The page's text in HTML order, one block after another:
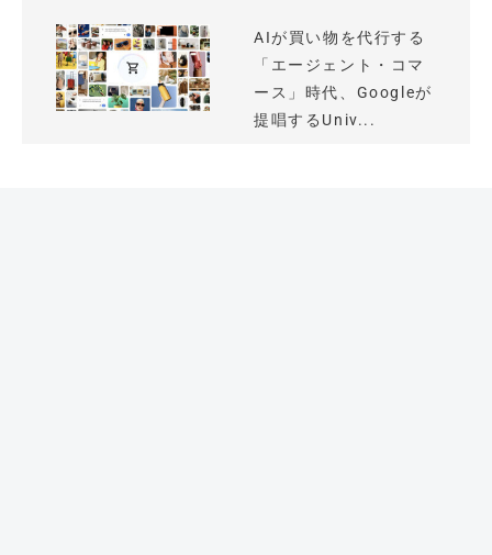
AIが買い物を代行する
「エージェント・コマ
ース」時代、Googleが
提唱するUniv...